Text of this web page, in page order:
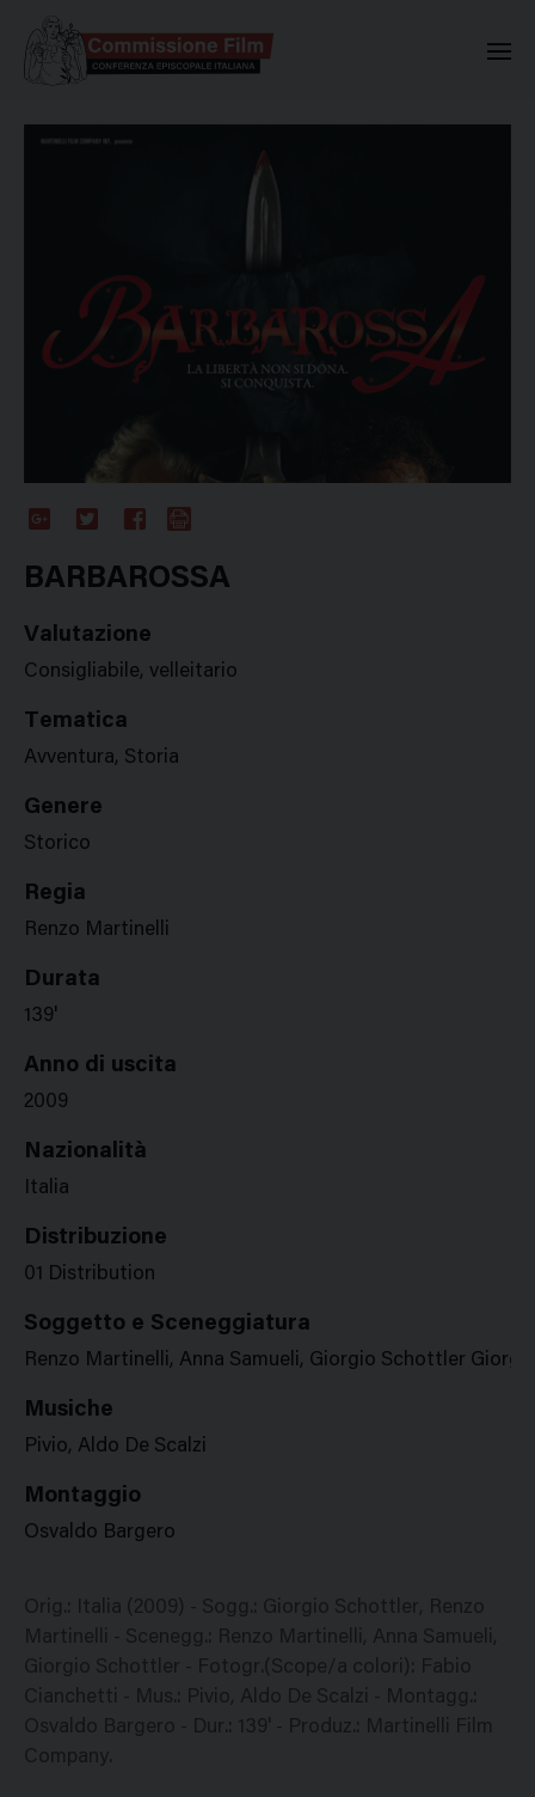
Plus
BARBAROSSA
Valutazione
Consigliabile, velleitario
Tematica
Avventura, Storia
Genere
Storico
Regia
Renzo Martinelli
Durata
139'
Anno di uscita
2009
Nazionalità
Italia
Distribuzione
01 Distribution
Soggetto e Sceneggiatura
Renzo Martinelli, Anna Samueli, Giorgio Schottler
Musiche
Pivio, Aldo De Scalzi
Montaggio
Osvaldo Bargero
Orig.: Italia (2009) - Sogg.: Giorgio Schottler, Renzo
Martinelli - Scenegg.: Renzo Martinelli, Anna Samueli,
Giorgio Schottler - Fotogr.(Scope/a colori): Fabio
Cianchetti - Mus.: Pivio, Aldo De Scalzi - Montagg.:
Osvaldo Bargero - Dur.: 139' - Produz.: Martinelli Film
Company.